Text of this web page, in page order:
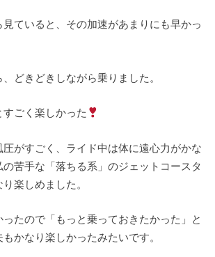
ていると、その加速があまりにも早かっ
どきどきしながら乗りました。
ごく楽しかった
がすごく、ライド中は体に遠心力がかな
の苦手な「落ちる系」のジェットコースタ
楽しめました。
たので「もっと乗っておきたかった」と
かなり楽しかったみたいです。